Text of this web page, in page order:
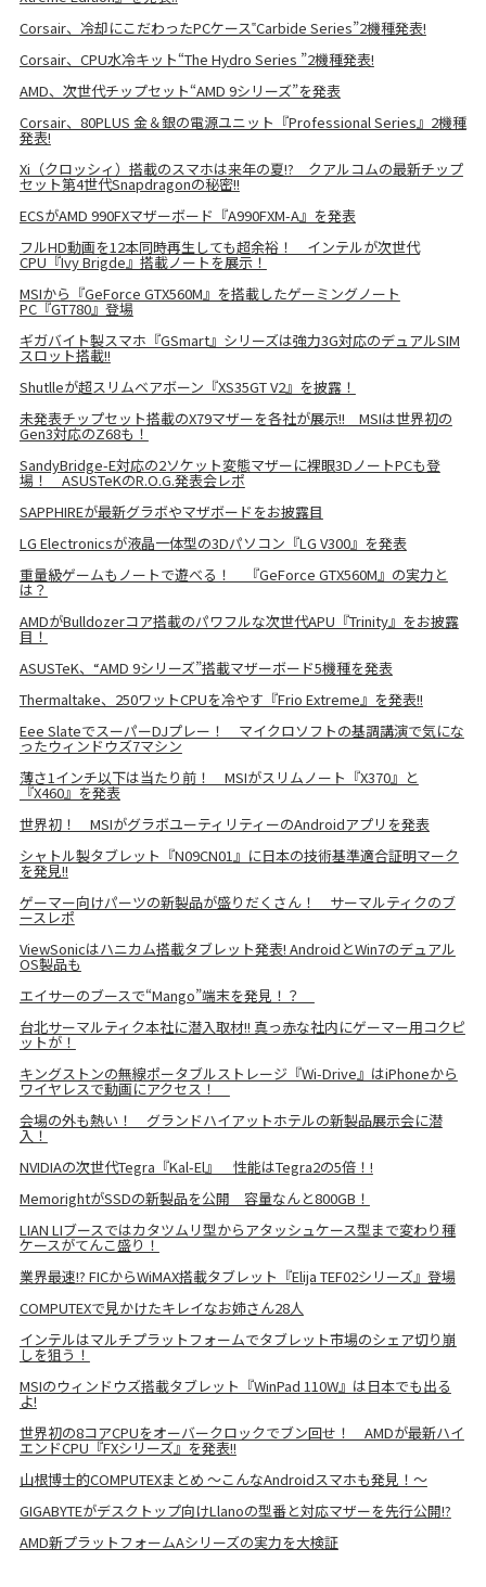
Corsair、冷却にこだわったPCケース‟Carbide Series”2機種発表!
Corsair、CPU水冷キット“The Hydro Series ”2機種発表!
AMD、次世代チップセット“AMD 9シリーズ”を発表
Corsair、80PLUS 金＆銀の電源ユニット『Professional Series』2機種
発表!
Xi（クロッシィ）搭載のスマホは来年の夏!? クアルコムの最新チップ
セット第4世代Snapdragonの秘密!!
ECSがAMD 990FXマザーボード『A990FXM-A』を発表
フルHD動画を12本同時再生しても超余裕！ インテルが次世代
CPU『Ivy Brigde』搭載ノートを展示！
MSIから『GeForce GTX560M』を搭載したゲーミングノート
PC『GT780』登場
ギガバイト製スマホ『GSmart』シリーズは強力3G対応のデュアルSIM
スロット搭載!!
Shutlleが超スリムベアボーン『XS35GT V2』を披露！
未発表チップセット搭載のX79マザーを各社が展示!! MSIは世界初の
Gen3対応のZ68も！
SandyBridge-E対応の2ソケット変態マザーに裸眼3DノートPCも登
場！ ASUSTeKのR.O.G.発表会レポ
SAPPHIREが最新グラボやマザボードをお披露目
LG Electronicsが液晶一体型の3Dパソコン『LG V300』を発表
重量級ゲームもノートで遊べる！ 『GeForce GTX560M』の実力と
は？
AMDがBulldozerコア搭載のパワフルな次世代APU『Trinity』をお披露
目！
ASUSTeK、“AMD 9シリーズ”搭載マザーボード5機種を発表
Thermaltake、250ワットCPUを冷やす『Frio Extreme』を発表!!
Eee SlateでスーパーDJプレー！ マイクロソフトの基調講演で気にな
ったウィンドウズ7マシン
薄さ1インチ以下は当たり前！ MSIがスリムノート『X370』と
『X460』を発表
世界初！ MSIがグラボユーティリティーのAndroidアプリを発表
シャトル製タブレット『N09CN01』に日本の技術基準適合証明マーク
を発見!!
ゲーマー向けパーツの新製品が盛りだくさん！ サーマルティクのブ
ースレポ
ViewSonicはハニカム搭載タブレット発表! AndroidとWin7のデュアル
OS製品も
エイサーのブースで“Mango”端末を発見！？
台北サーマルティク本社に潜入取材!! 真っ赤な社内にゲーマー用コクピ
ットが！
キングストンの無線ポータブルストレージ『Wi-Drive』はiPhoneから
ワイヤレスで動画にアクセス！
会場の外も熱い！ グランドハイアットホテルの新製品展示会に潜
入！
NVIDIAの次世代Tegra『Kal-El』 性能はTegra2の5倍！!
MemorightがSSDの新製品を公開 容量なんと800GB！
LIAN LIブースではカタツムリ型からアタッシュケース型まで変わり種
ケースがてんこ盛り！
業界最速!? FICからWiMAX搭載タブレット『Elija TEF02シリーズ』登場
COMPUTEXで見かけたキレイなお姉さん28人
インテルはマルチプラットフォームでタブレット市場のシェア切り崩
しを狙う！
MSIのウィンドウズ搭載タブレット『WinPad 110W』は日本でも出る
よ!
世界初の8コアCPUをオーバークロックでブン回せ！ AMDが最新ハイ
エンドCPU『FXシリーズ』を発表!!
山根博士的COMPUTEXまとめ 〜こんなAndroidスマホも発見！〜
GIGABYTEがデスクトップ向けLlanoの型番と対応マザーを先行公開!?
AMD新プラットフォームAシリーズの実力を大検証